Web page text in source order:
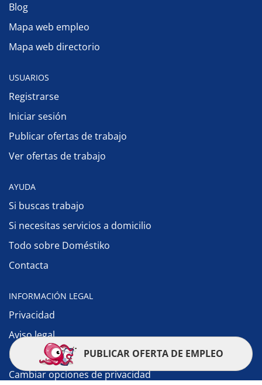
Blog
Mapa web empleo
Mapa web directorio
USUARIOS
Registrarse
Iniciar sesión
Publicar ofertas de trabajo
Ver ofertas de trabajo
AYUDA
Si buscas trabajo
Si necesitas servicios a domicilio
Todo sobre Doméstiko
Contacta
INFORMACIÓN LEGAL
Privacidad
Aviso legal
Política de cookies
Cambiar opciones de privacidad
PUBLICAR OFERTA DE EMPLEO